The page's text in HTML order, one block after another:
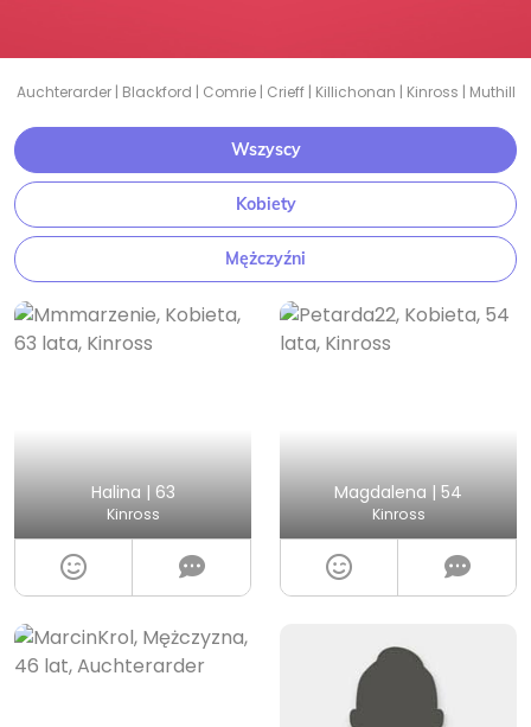
Auchterarder| Blackford | Comrie| Crieff| Killichonan | Kinross | Muthill
Wszyscy
Kobiety
Mężczyźni
Halina | 63
Kinross
Magdalena | 54
Kinross